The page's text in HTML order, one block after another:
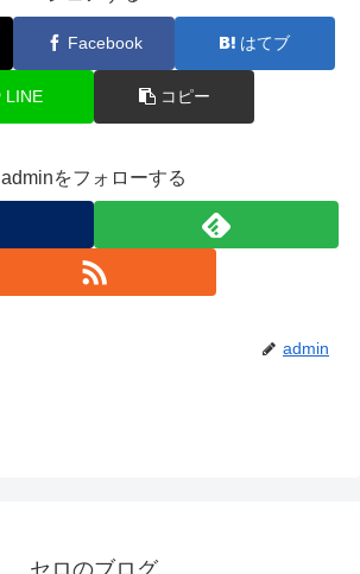
Facebook はてブ
LINE コピー
adminをフォローする
admin